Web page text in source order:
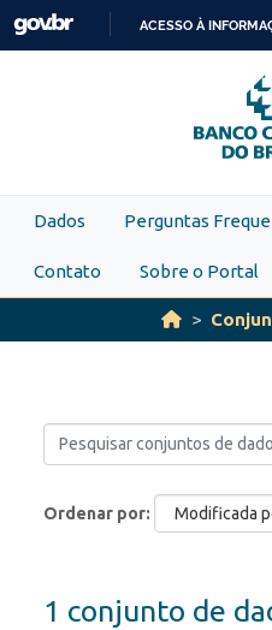
Skip to main content
ACESSO À
Dados Perguntas
Contato Sobre o Portal
Ordenar por
1 conjunto de